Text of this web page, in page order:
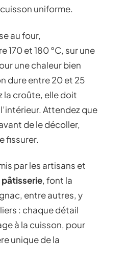
uniforme.
au four,
170 et 180 °C, sur une
une chaleur bien
dure entre 20 et 25
la croûte, elle doit
Attendez que
de le décoller,
fissurer.
par les artisans et
pâtisserie, font la
entre autres, y
: chaque détail
à la cuisson, pour
unique de la